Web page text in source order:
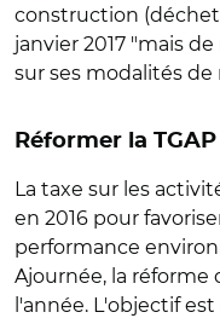
construction
janvier 2017 "mais
sur ses modalités
Réformer la TGAP
La taxe sur les
en 2016 pour
performance
Ajournée, la réforme
l'année. L'objectif